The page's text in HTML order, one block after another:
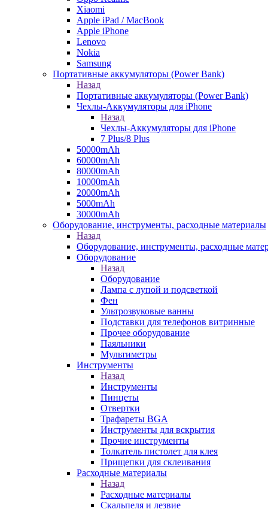
Xiaomi
Apple iPad / MacBook
Apple iPhone
Lenovo
Nokia
Samsung
Портативные аккумуляторы (Power Bank)
Назад
Портативные аккумуляторы (Power Bank)
Чехлы-Аккумуляторы для iPhone
Назад
Чехлы-Аккумуляторы для iPhone
7 Plus/8 Plus
50000mAh
60000mAh
80000mAh
10000mAh
20000mAh
5000mAh
30000mAh
Оборудование, инструменты, расходные материалы
Назад
Оборудование, инструменты, расходные
Оборудование
Назад
Оборудование
Лампа с лупой и подсветкой
Фен
Ультрозвуковые ванны
Подставки для телефонов витринные
Прочее оборудование
Паяльники
Мультиметры
Инструменты
Назад
Инструменты
Пинцеты
Отвертки
Трафареты BGA
Инструменты для вскрытия
Прочие инструменты
Толкатель пистолет для клея
Прищепки для склеивания
Расходные материалы
Назад
Расходные материалы
Скальпеля и лезвие